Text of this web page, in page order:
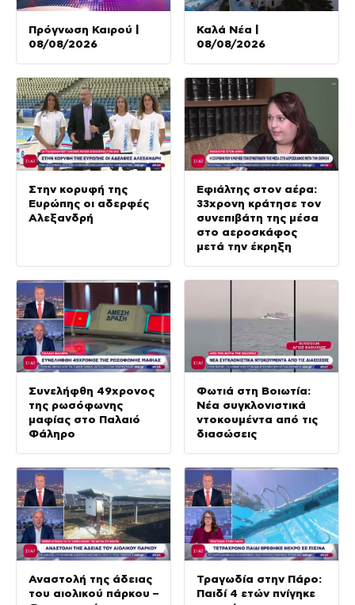
Πρόγνωση Καιρού |
08/08/2026
Καλά Νέα |
08/08/2026
Στην κορυφή της
Ευρώπης οι αδερφές
Αλεξανδρή
Εφιάλτης στον αέρα:
33χρονη κράτησε τον
συνεπιβάτη της μέσα
στο αεροσκάφος
μετά την έκρηξη
Συνελήφθη 49χρονος
της ρωσόφωνης
μαφίας στο Παλαιό
Φάληρο
Φωτιά στη Βοιωτία:
Νέα συγκλονιστικά
ντοκουμέντα από τις
διασώσεις
Αναστολή της άδειας
του αιολικού πάρκου –
Τραγωδία στην Πάρο:
Παιδί 4 ετών πνίγηκε